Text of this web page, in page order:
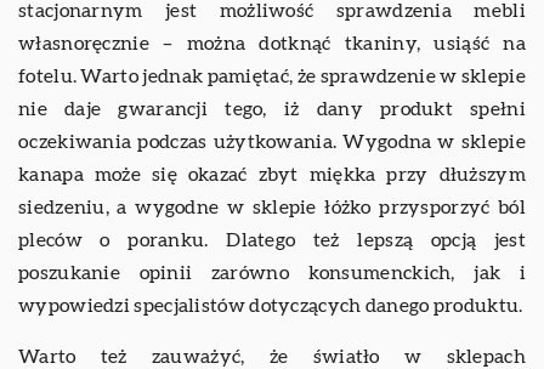
stacjonarnym jest możliwość sprawdzenia mebli
własnoręcznie – można dotknąć tkaniny, usiąść na
fotelu. Warto jednak pamiętać, że sprawdzenie w sklepie
nie daje gwarancji tego, iż dany produkt spełni
oczekiwania podczas użytkowania. Wygodna w sklepie
kanapa może się okazać zbyt miękka przy dłuższym
siedzeniu, a wygodne w sklepie łóżko przysporzyć ból
pleców o poranku. Dlatego też lepszą opcją jest
poszukanie opinii zarówno konsumenckich, jak i
wypowiedzi specjalistów dotyczących danego produktu.
Warto też zauważyć, że światło w sklepach